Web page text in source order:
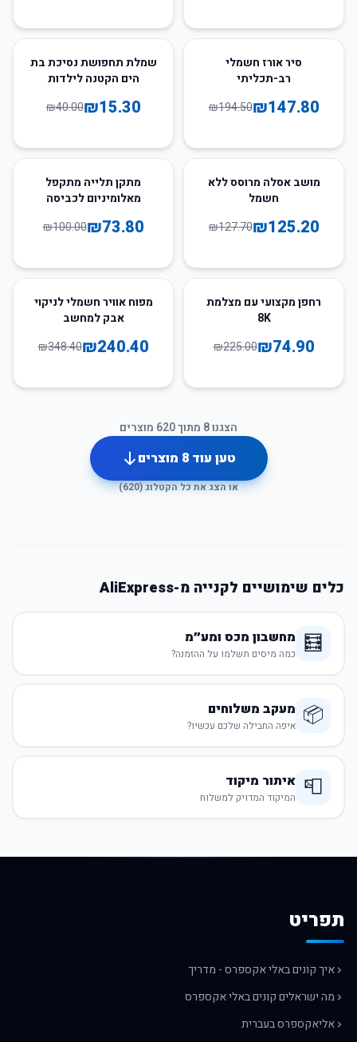
סיר אורז חשמלי
רב-תכליתי
₪147.80
₪194.50
62%שמלת תחפושת נסיכת בת
הים הקטנה לילדות
₪15.30
₪40.00
2מושב אסלה מרוסס ללא
חשמל
₪125.20
₪127.70
מתקן תלייה מתקפל
מאלומיניום לכביסה
₪73.80
₪100.00
67
רחפן מקצועי עם מצלמת
8K
₪74.90
₪225.00
31
מפוח אוויר חשמלי לניקוי
אבק למחשב
₪240.40
₪348.40
הצגנו8 מתוך620 מוצרים
טען עוד8 מוצרים
או הצג את כל הקטלוג (620
)
כלים שימושיים לקנייה מ-AliExpress
🧮 מחשבון מכס ומע״מ
כמה מיסים תשלמו על ההזמנה?
📦 מעקב משלוחים
איפה החבילה שלכם עכשיו?
📮 איתור מיקוד
המיקוד המדויק למשלוח
תפריט
איך קונים באלי אקספרס - מדריך
מה ישראלים קונים באלי אקספרס
אליאקספרס בעברית